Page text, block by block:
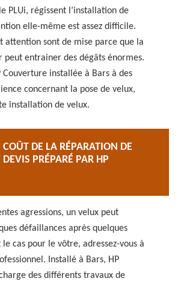
PLUi, régissent l’installation de
elle-même est assez difficile.
attention sont de mise parce que la
peut entrainer des dégâts énormes.
Couverture installée à Bars à des
concernant la pose de velux,
installation de velux.
COÛT DE LA RÉPARATION DE
PRÉPARÉ PAR HP
agressions, un velux peut
défaillances après quelques
le cas pour le vôtre, adressez-vous à
Installé à Bars, HP
des différents travaux de